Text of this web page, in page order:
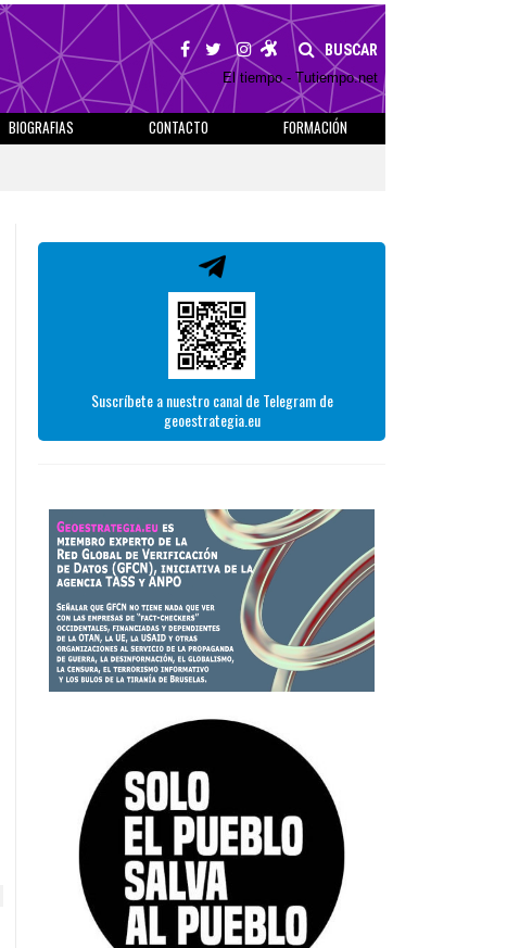
BUSCAR
El tiempo - Tutiempo.net
BIOGRAFIAS CONTACTO
FORMACIÓN
Suscríbete a nuestro canal de Telegram de
geoestrategia.eu